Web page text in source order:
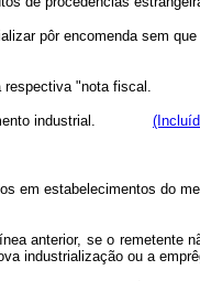
pôr encomenda
da respectiva "nota fiscal.
industrial.
estabelecimentos do
se o remetente
industrialização ou a